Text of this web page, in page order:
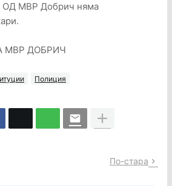
ОД МВР Добрич няма
МВР ДОБРИЧ
Полиция
По-стара